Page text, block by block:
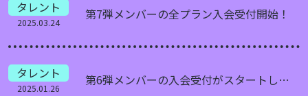
タレント
2025.03.24
第7弾メンバーの全プラン入会受付開始！
タレント
2025.01.26
第6弾メンバーの入会受付がスタートします！